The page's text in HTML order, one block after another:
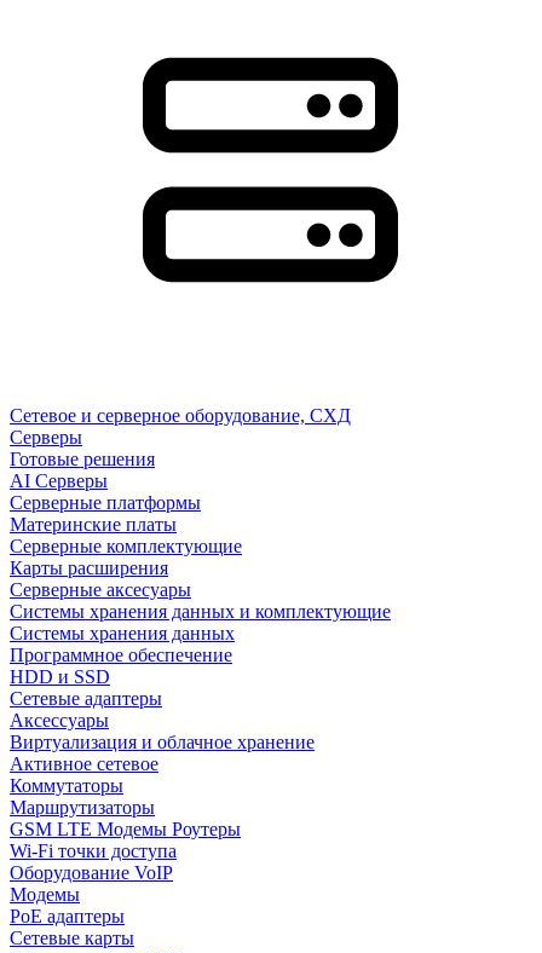
Сетевое и серверное оборудование, СХД
Cерверы
Готовые решения
AI Серверы
Серверные платформы
Материнские платы
Серверные комплектующие
Карты расширения
Серверные аксесуары
Системы хранения данных и комплектующие
Системы хранения данных
Программное обеспечение
HDD и SSD
Сетевые адаптеры
Аксессуары
Виртуализация и облачное хранение
Активное сетевое
Коммутаторы
Маршрутизаторы
GSM LTE Модемы Роутеры
Wi-Fi точки доступа
Оборудование VoIP
Модемы
PoE адаптеры
Сетевые карты